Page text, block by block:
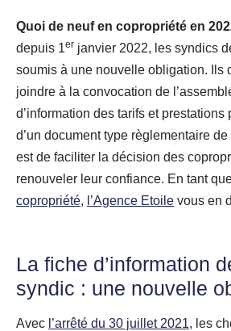
Quoi de neuf en copropriété en
depuis 1er janvier 2022, les syndics
soumis à une nouvelle obligation. Ils
joindre à la convocation de
d’information des tarifs et prestations
d’un document type règlementaire
est de faciliter la décision des
renouveler leur confiance. En tant
copropriété, l’Agence Etoile vous en
La fiche d’information
syndic : une nouvelle
Avec l’arrêté du 30 juillet 2021, les